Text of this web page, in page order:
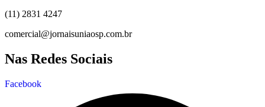
(11) 2831 4247
comercial@jornaisuniaosp.com.br
Nas Redes Sociais
Facebook